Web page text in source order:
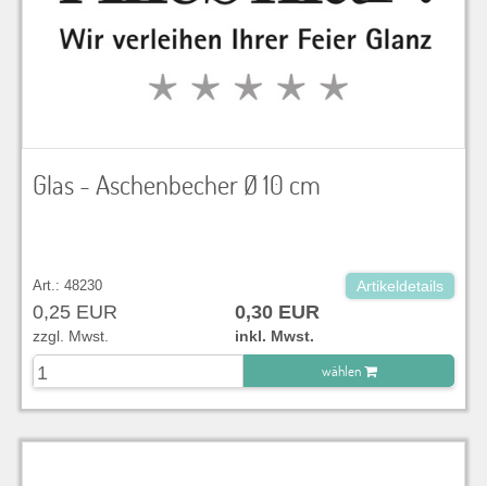
Glas - Aschenbecher Ø 10 cm
Art.: 48230 Artikeldetails
0,25 EUR 0,30 EUR
zzgl. Mwst.
inkl. Mwst.
wählen
zu Warenkorb hinzugefügt.